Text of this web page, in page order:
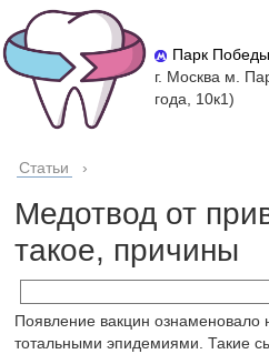
Парк Победы
г. Москва м.
года, 10к1)
Статьи ›
Медотвод от
такое, причины
Появление вакцин ознаменовало
тотальными эпидемиями. Такие